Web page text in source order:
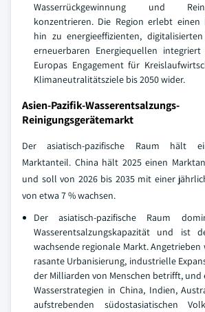
Wasserrückgewinnung und
konzentrieren. Die Region erlebt einen
hin zu energieeffizienten,
erneuerbaren Energiequellen
Europas Engagement für
Klimaneutralitätsziele bis 2050 wider.
Asien-Pazifik-
Reinigungsgerätemarkt
Der asiatisch-pazifische Raum hält
Marktanteil. China hält 2025 einen
und soll von 2026 bis 2035 mit einer
von etwa 7 % wachsen.
Der asiatisch-pazifische Raum
Wasserentsalzungskapazität und ist
wachsende regionale Markt.
rasante Urbanisierung, industrielle
der Milliarden von Menschen betrifft, und
Wasserstrategien in China, Indien,
aufstrebenden südostasiatischen